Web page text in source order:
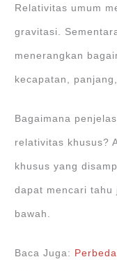
Relativitas umum
gravitasi.
menerangkan
kecapatan,
Bagaimana
relativitas khusus?
khusus yang
dapat mencari tahu
bawah.
Baca Juga: